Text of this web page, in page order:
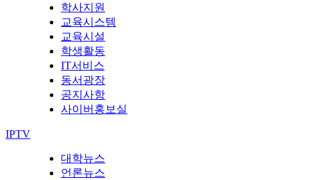
학사지원
교육시스템
교육시설
학생활동
IT서비스
동서광장
공지사항
사이버홍보실
IPTV
대학뉴스
언론뉴스